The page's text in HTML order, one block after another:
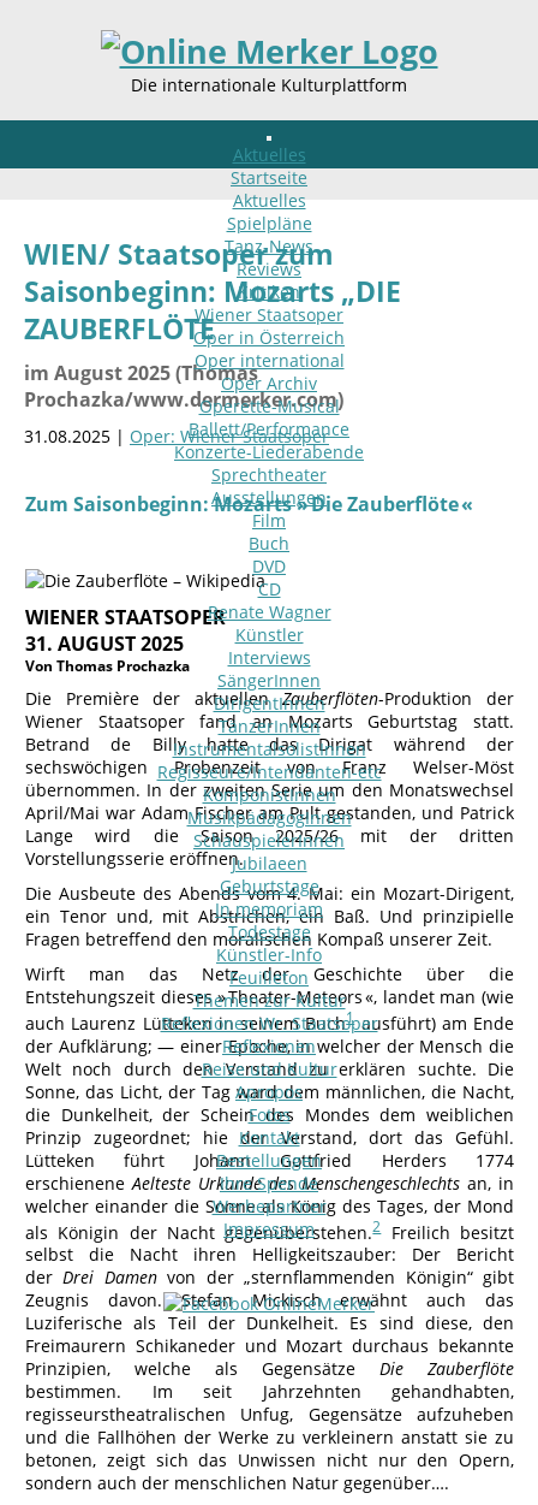
Die internationale Kulturplattform
Aktuelles
Startseite
Aktuelles
Spielpläne
Tanz-News
Reviews
Kritiken
Wiener Staatsoper
Oper in Österreich
Oper international
Oper Archiv
Operette-Musical
Ballett/Performance
Konzerte-Liederabende
Sprechtheater
Ausstellungen
Film
Buch
DVD
CD
Renate Wagner
Künstler
Interviews
SängerInnen
DirigentInnen
TänzerInnen
InstrumentalsolistInnen
Regisseure/Intendanten-etc
KomponistInnen
MusikpädagogInnen
SchauspielerInnen
Jubilaeen
Geburtstage
In memoriam
Todestage
Künstler-Info
Feuilleton
Themen zur Kultur
Reflexionen Wr. Staatsoper
Reflexionen
Reise und Kultur
Apropos
Fotos
Kontakt
Bestellungen
Ihre Spende
Werbepartner
Impressum
WIEN/ Staatsoper zum
Saisonbeginn: Mozarts „DIE
ZAUBERFLÖTE
im August 2025 (Thomas
Prochazka/www.dermerker.com)
31.08.2025 | Oper: Wiener Staatsoper
Zum Saisonbeginn:Mozarts » Die Zauberflöte «
WIENER STAATSOPER
31. AUGUST 2025
Von Thomas Prochazka
Die Première der aktuellenZauberflöten-Produktion der
Wiener Staatsoper fand an Mozarts Geburtstag statt.
Betrand de Billy hatte das Dirigat während der
sechswöchigen Probenzeit von Franz Welser-Möst
übernommen. In der zweiten Serie um den Monatswechsel
April/Mai war Adam Fischer am Pult gestanden, und Patrick
Lange wird die Saison 2025/26 mit der dritten
Vorstellungsserie eröffnen.
Die Ausbeute des Abends vom 4. Mai: ein Mozart-Dirigent,
ein Tenor und, mit Abstrichen, ein Baß. Und prinzipielle
Fragen betreffend den moralischen Kompaß unserer Zeit.
Wirft man das Netz der Geschichte über die
Entstehungszeit dieses » Theater-Meteors «, landet man (wie
auch Laurenz Lütteken in seinem Buch1ausführt) am Ende
der Aufklärung; — einer Epoche, in welcher der Mensch die
Welt noch durch den Verstand zu erklären suchte. Die
Sonne, das Licht, der Tag ward dem männlichen, die Nacht,
die Dunkelheit, der Schein des Mondes dem weiblichen
Prinzip zugeordnet; hie der Verstand, dort das Gefühl.
Lütteken führt Johann Gottfried Herders 1774
erschienene Aelteste Urkunde des Menschengeschlechts an, in
welcher einander die Sonne als König des Tages, der Mond
als Königin der Nacht gegenüberstehen.2Freilich besitzt
selbst die Nacht ihren Helligkeitszauber: Der Bericht
derDrei Damenvon der sternflammenden Königin gibt
Zeugnis davon. Stefan Mickisch erwähnt auch das
Luziferische als Teil der Dunkelheit. Es sind diese, den
Freimaurern Schikaneder und Mozart durchaus bekannte
Prinzipien, welche als Gegensätze Die Zauberflöte
bestimmen. Im seit Jahrzehnten gehandhabten,
regisseurstheatralischen Unfug, Gegensätze aufzuheben
und die Fallhöhen der Werke zu verkleinern anstatt sie zu
betonen, zeigt sich das Unwissen nicht nur den Opern,
sondern auch der menschlichen Natur gegenüber….